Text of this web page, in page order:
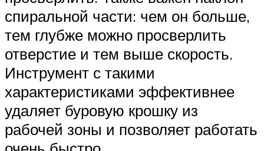
спиральной части: чем он больше,
тем глубже можно просверлить
отверстие и тем выше скорость.
Инструмент с такими
характеристиками эффективнее
удаляет буровую крошку из
рабочей зоны и позволяет работать